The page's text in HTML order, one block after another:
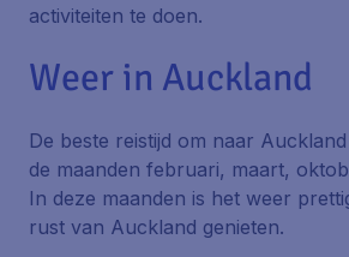
activiteiten te doen.
Weer in Auckland
De beste reistijd om naar
de maanden februari, maart,
In deze maanden is het weer
rust van Auckland genieten.